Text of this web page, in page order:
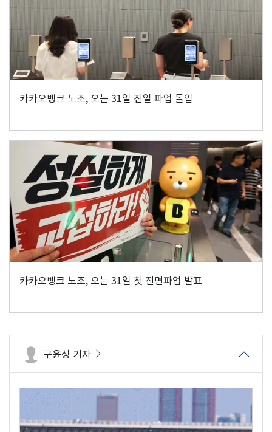
카카오뱅크 노조, 오는 31일 전일 파업 돌입
카카오뱅크 노조, 오는 31일 첫 전면파업 발표
구윤성 기자